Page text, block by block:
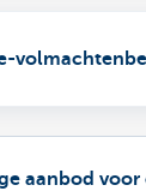
aanbod voor